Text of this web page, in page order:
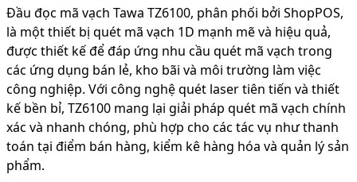
Đầu đọc mã vạch Tawa TZ6100, phân phối bởi ShopPOS,
là một thiết bị quét mã vạch 1D mạnh mẽ và hiệu quả,
được thiết kế để đáp ứng nhu cầu quét mã vạch trong
các ứng dụng bán lẻ, kho bãi và môi trường làm việc
công nghiệp. Với công nghệ quét laser tiên tiến và thiết
kế bền bỉ, TZ6100 mang lại giải pháp quét mã vạch chính
xác và nhanh chóng, phù hợp cho các tác vụ như thanh
toán tại điểm bán hàng, kiểm kê hàng hóa và quản lý sản
phẩm.